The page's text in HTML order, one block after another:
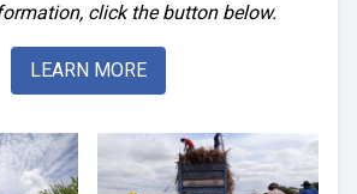
click the button below.
LEARN MORE